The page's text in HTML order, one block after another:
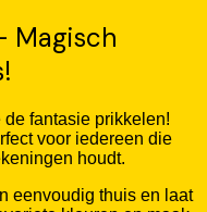
Magisch
fantasie prikkelen!
voor iedereen die
houdt.
eenvoudig thuis en laat